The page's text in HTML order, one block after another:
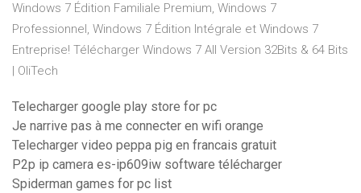
Windows 7 Édition Familiale Premium, Windows 7
Professionnel, Windows 7 Édition Intégrale et Windows 7
Entreprise! Télécharger Windows 7 All Version 32Bits & 64 Bits
| OliTech
Telecharger google play store for pc
Je narrive pas à me connecter en wifi orange
Telecharger video peppa pig en francais gratuit
P2p ip camera es-ip609iw software télécharger
Spiderman games for pc list